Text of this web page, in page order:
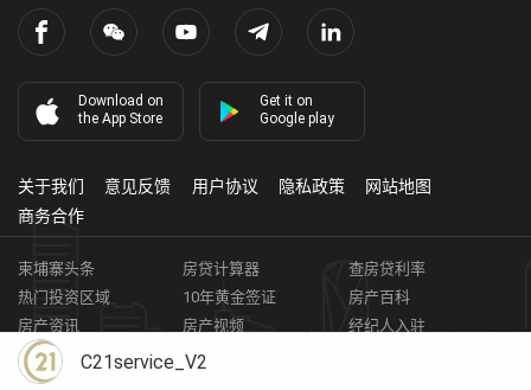
C21service_V2
Download on
the App Store
Get it on
Google play
关于我们 意见反馈 用户协议 隐私政策
网站地图
商务合作
柬埔寨头条 房贷计算器
查房贷利率
热门投资区域
10年黄金签证
房产百科
房产资讯
房产视频
经纪人入驻
获取客资
柬埔寨房地产APP